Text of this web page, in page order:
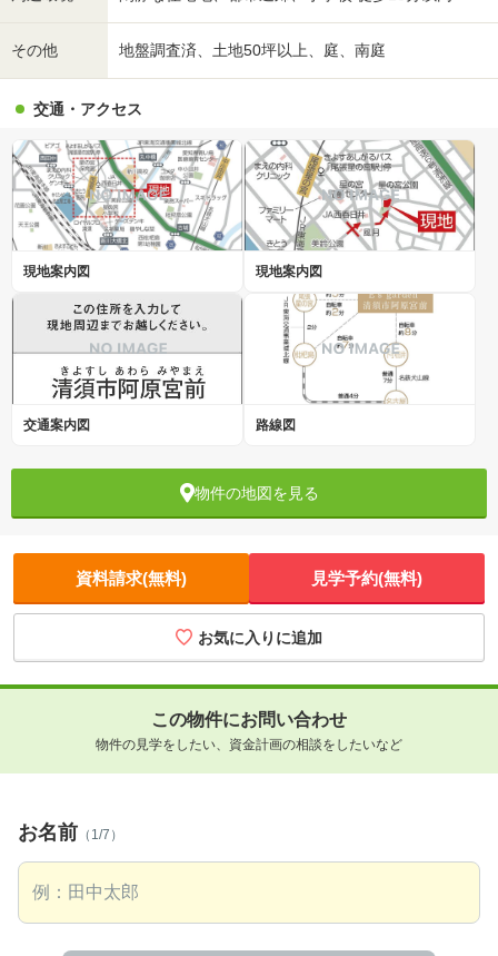
その他 地盤調査済、土地50坪以上、庭、南庭
交通・アクセス
現地案内図 現地案内図
交通案内図 路線図
物件の地図を見る
資料請求(無料) 見学予約(無料)
お気に入りに追加
この物件にお問い合わせ
物件の見学をしたい、資金計画の相談をしたいなど
お名前 （1/7）